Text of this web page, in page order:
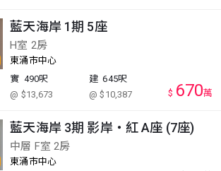
藍天海岸 1期 5座
H室 2房
東涌市中心
實 490呎
@ $13,673
建 645呎
@ $10,387
$ 670萬
藍天海岸 3期 影岸‧紅 A座 (7座)
中層 F室 2房
東涌市中心